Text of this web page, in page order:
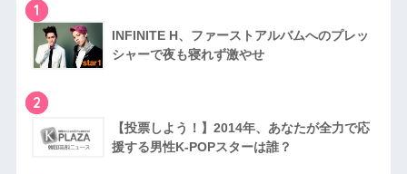
1
INFINITE H、ファーストアルバムへのプレッ
シャーで夜も寝れず激やせ
2
【投票しよう！】2014年、あなたが全力で応
援する男性K-POPスターは誰？